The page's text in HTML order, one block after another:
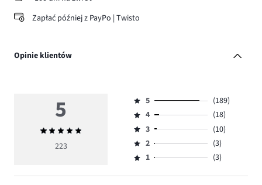
Zapłać później z PayPo | Twisto
Opinie klientów
5
Średnia
ocena
223
Ocena
5,
ilość
głosów
189.
5
(189)
Ocena
4,
ilość
głosów
4
(18)
Ocena
3,
ilość
3
(10)
Ocena
2,
2
(3)
Ocena
1,
1 (3)